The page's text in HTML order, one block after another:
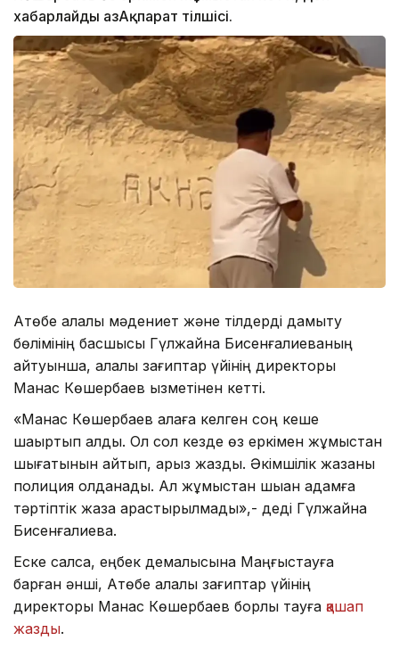
хабарлайды ҚазАқпарат тілшісі.
Ақтөбе қалалық мәдениет және тілдерді дамыту
бөлімінің басшысы Гүлжайна Бисенғалиеваның
айтуынша, қалалық зағиптар үйінің директоры
Манас Көшербаев қызметінен кетті.
«Манас Көшербаев қалаға келген соң кеше
шақыртып алдық. Ол сол кезде өз еркімен жұмыстан
шығатынын айтып, арыз жазды. Әкімшілік жазаны
полиция қолданады. Ал жұмыстан шыққан адамға
тәртіптік жаза қарастырылмады»,- деді Гүлжайна
Бисенғалиева.
Еске салсақ, еңбек демалысына Маңғыстауға
барған әнші, Ақтөбе қалалық зағиптар үйінің
директоры Манас Көшербаев борлы тауға қашап
жазды.